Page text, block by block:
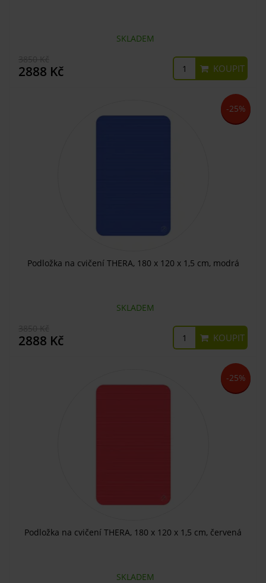
SKLADEM
2888 Kč KOUPIT
-25%
Podložka na cvičení THERA, 180 x 120 x 1,5 cm, modrá
SKLADEM
2888 Kč KOUPIT
-25%
Podložka na cvičení THERA, 180 x 120 x 1,5 cm, červená
SKLADEM